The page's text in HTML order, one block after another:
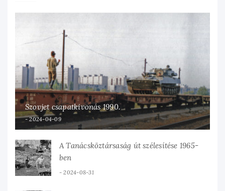
Szovjet csapatkivonás 1990.
2024-04-09
A Tanácsköztársaság út szélesítése 1965-
ben
2024-08-31